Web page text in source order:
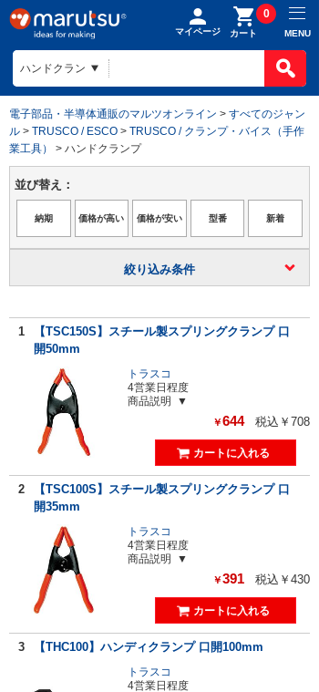
マイページ カート
0
MENU
電子部品・半導体通販のマルツオンライン > すべてのジャン
ル > TRUSCO / ESCO > TRUSCO / クランプ・バイス（手作
業工具）
> ハンドクランプ
並び替え：
絞り込み条件
1
【TSC150S】スチール製スプリングクランプ 口
開50mm
トラスコ
4営業日程度
商品説明
￥644 税込￥708
2
【TSC100S】スチール製スプリングクランプ 口
開35mm
トラスコ
4営業日程度
商品説明
￥391 税込￥430
3 【THC100】ハンディクランプ 口開100mm
トラスコ
4営業日程度